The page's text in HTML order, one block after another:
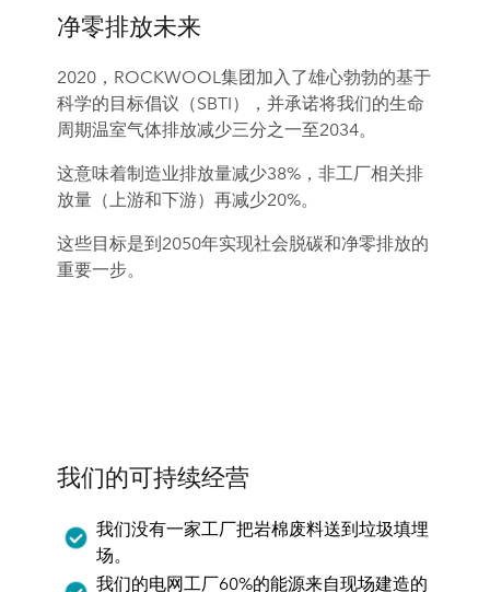
净零排放未来
2020，ROCKWOOL集团加入了雄心勃勃的基于
科学的目标倡议（SBTI），并承诺将我们的生命
周期温室气体排放减少三分之一至2034。
这意味着制造业排放量减少38%，非工厂相关排
放量（上游和下游）再减少20%。
这些目标是到2050年实现社会脱碳和净零排放的
重要一步。
我们的可持续经营
我们没有一家工厂把岩棉废料送到垃圾填埋
场。
我们的电网工厂60%的能源来自现场建造的